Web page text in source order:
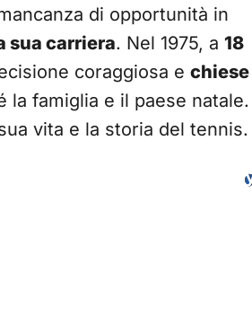
di opportunità in
sua carriera. Nel 1975, a 18
coraggiosa e chiese
la famiglia e il paese natale.
vita e la storia del tennis.